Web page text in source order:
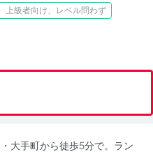
上級者向け、レベル問わず
大手町から徒歩5分で。ラン